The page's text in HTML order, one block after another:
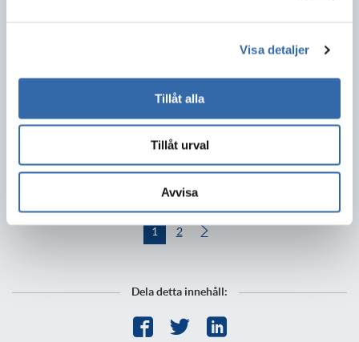
Visa detaljer
Tillåt alla
Tillåt urval
Avvisa
batteri, för att säkerställa att de fungerar. Du testar genom att
Om den inte...
Läs mer
1 2
Dela detta innehåll: